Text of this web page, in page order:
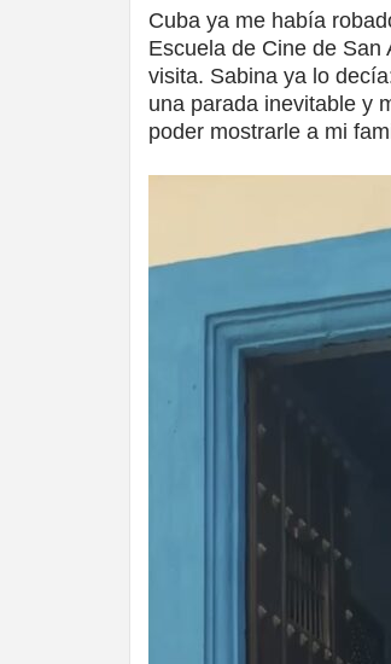
Cuba ya me había
Escuela de Cine de
visita. Sabina ya lo
una parada inevitable y
poder mostrarle a mi